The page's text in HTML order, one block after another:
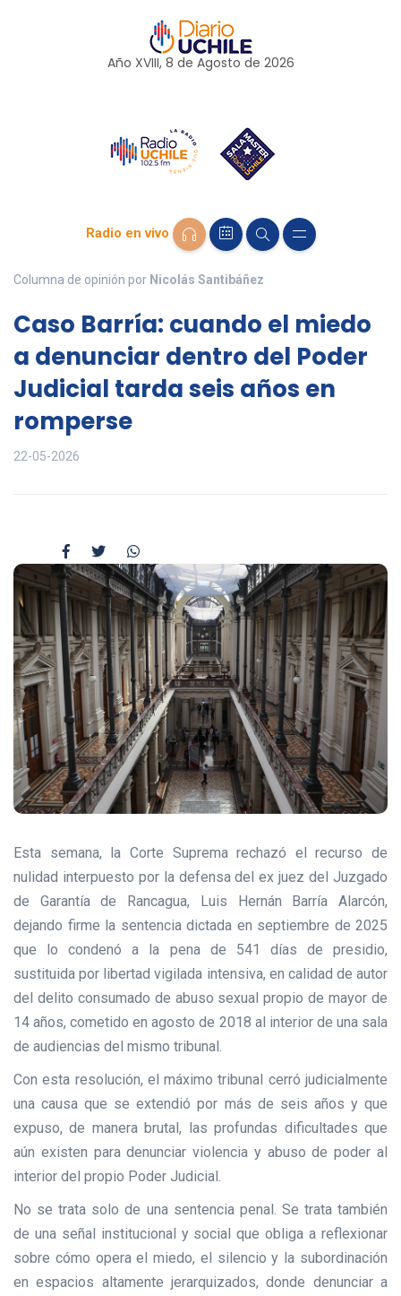
Año XVIII, 8 de Agosto de 2026
Radio en vivo
Columna de opinión por Nicolás Santibáñez
Caso Barría: cuando el miedo
a denunciar dentro del Poder
Judicial tarda seis años en
romperse
22-05-2026
Esta semana, la Corte Suprema rechazó el recurso de
nulidad interpuesto por la defensa del ex juez del Juzgado
de Garantía de Rancagua, Luis Hernán Barría Alarcón,
dejando firme la sentencia dictada en septiembre de 2025
que lo condenó a la pena de 541 días de presidio,
sustituida por libertad vigilada intensiva, en calidad de autor
del delito consumado de abuso sexual propio de mayor de
14 años, cometido en agosto de 2018 al interior de una sala
de audiencias del mismo tribunal.
Con esta resolución, el máximo tribunal cerró judicialmente
una causa que se extendió por más de seis años y que
expuso, de manera brutal, las profundas dificultades que
aún existen para denunciar violencia y abuso de poder al
interior del propio Poder Judicial.
No se trata solo de una sentencia penal. Se trata también
de una señal institucional y social que obliga a reflexionar
sobre cómo opera el miedo, el silencio y la subordinación
en espacios altamente jerarquizados, donde denunciar a